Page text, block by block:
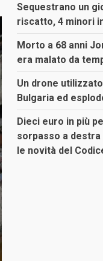
Sequestrano un
riscatto, 4 minori
Morto a 68 anni
era malato da
Un drone
Bulgaria ed
Dieci euro in più
sorpasso a destra
le novità del